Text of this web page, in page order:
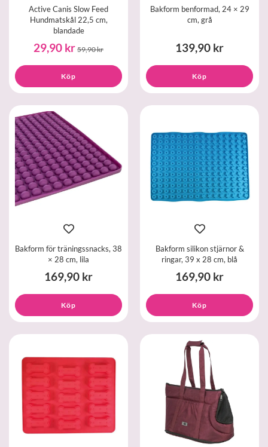
Active Canis Slow Feed
Hundmatskål 22,5 cm,
blandade
29,90 kr 59,90 kr
Köp
Bakform benformad, 24 × 29
cm, grå
139,90 kr
Köp
Bakform för träningssnacks, 38
× 28 cm, lila
169,90 kr
Köp
Bakform silikon stjärnor &
ringar, 39 x 28 cm, blå
169,90 kr
Köp